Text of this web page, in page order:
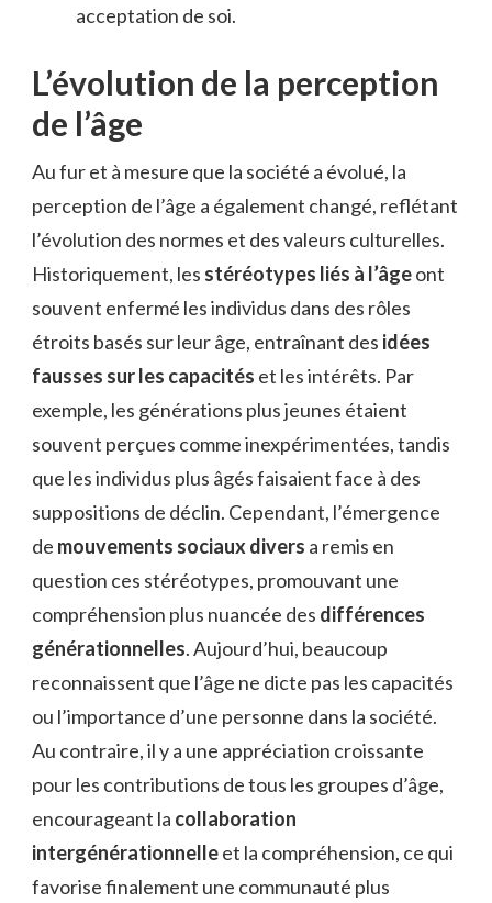
acceptation de soi.
L’évolution de la perception
de l’âge
Au fur et à mesure que la société a évolué, la
perception de l’âge a également changé, reflétant
l’évolution des normes et des valeurs culturelles.
Historiquement, les stéréotypes liés à l’âgeont
souvent enfermé les individus dans des rôles
étroits basés sur leur âge, entraînant des idées
fausses sur les capacités et les intérêts. Par
exemple, les générations plus jeunes étaient
souvent perçues comme inexpérimentées, tandis
que les individus plus âgés faisaient face à des
suppositions de déclin. Cependant, l’émergence
de mouvements sociaux divers a remis en
question ces stéréotypes, promouvant une
compréhension plus nuancée des différences
générationnelles. Aujourd’hui, beaucoup
reconnaissent que l’âge ne dicte pas les capacités
ou l’importance d’une personne dans la société.
Au contraire, il y a une appréciation croissante
pour les contributions de tous les groupes d’âge,
encourageant la collaboration
intergénérationnelleet la compréhension, ce qui
favorise finalement une communauté plus